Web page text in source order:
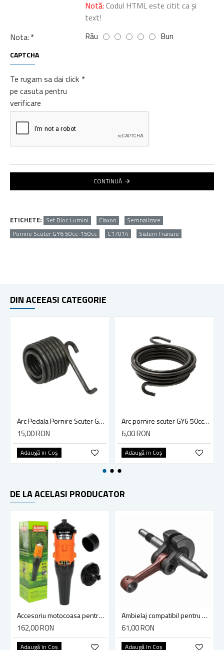
Notă: Codul HTML este citit ca şi
text!
Nota:
Rău Bun
CAPTCHA
Te rugam sa dai click
pe casuta pentru
verificare
CONTINUĂ
ETICHETE: Set Bloc Lumini Claxon
Semnalizare
Pornire Scuter GY6 50cc-150cc
C17014 Sistem Franare
DIN ACEEASI CATEGORIE
Arc Pedala Pornire Scuter Gy6 125cc, 150cc
15,00 RON
Adaugă în Coş
Arc pornire scuter GY6 50cc-80cc, 4 Timpi
6,00 RON
Adaugă în Coş
DE LA ACELASI PRODUCATOR
Accesoriu motocoasa pentru suflat frunze, Blade, 13.5 m3/minut, diametru teava 28mm - Tija 9 dinti
162,00 RON
Adaugă în Coş
Ambielaj compatibil pentru drujba Husqvarna 365, 371, 372
61,00 RON
Adaugă în Coş